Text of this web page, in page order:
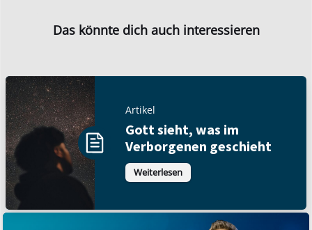
Das könnte dich auch interessieren
Artikel
Gott sieht, was im
Verborgenen geschieht
Weiterlesen